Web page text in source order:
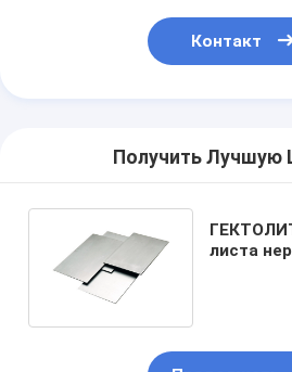
Контакт
Получить Лучшую
листа